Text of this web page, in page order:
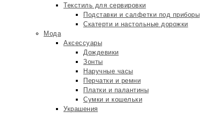
Текстиль для сервировки
Подставки и салфетки под приборы
Скатерти и настольные дорожки
Мода
Аксессуары
Дождевики
Зонты
Наручные часы
Перчатки и ремни
Платки и палантины
Сумки и кошельки
Украшения